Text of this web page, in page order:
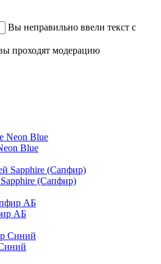
Вы неправильно ввели текст с
проходят модерацию
Blue
(Сапфир)
АБ